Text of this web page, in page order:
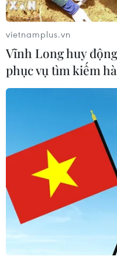
Thể thao và Du lịch
Trường Đại học Hồng
08/08/2026 06:36
Đà Nẵng: Sóng cuốn 4
Nghê, 3 người mất tích
Mở ra không gian phát
08/08/2026 05:39
Thanh Hóa: Tạo điều
xa trung tâm tiếp cận
vietnamplus.vn
Vĩnh Long huy
phục vụ tìm kiếm